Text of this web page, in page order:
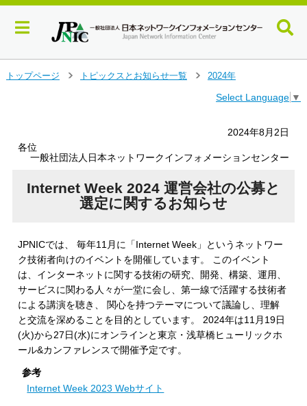
トップページ
トピックスとお知らせ一覧
2024年
Select Language ▼
2024年8月2日
各位
一般社団法人日本ネットワークインフォメーションセンター
Internet Week 2024 運営会社の公募と
選定に関するお知らせ
JPNICでは、 毎年11月に「Internet Week」というネットワー
ク技術者向けのイベントを開催しています。 このイベント
は、インターネットに関する技術の研究、開発、構築、運用、
サービスに関わる人々が一堂に会し、第一線で活躍する技術者
による講演を聴き、 関心を持つテーマについて議論し、理解
と交流を深めることを目的としています。 2024年は11月19日
(火)から27日(水)にオンラインと東京・浅草橋ヒューリックホ
ール&カンファレンスで開催予定です。
参考
Internet Week 2023 Webサイト